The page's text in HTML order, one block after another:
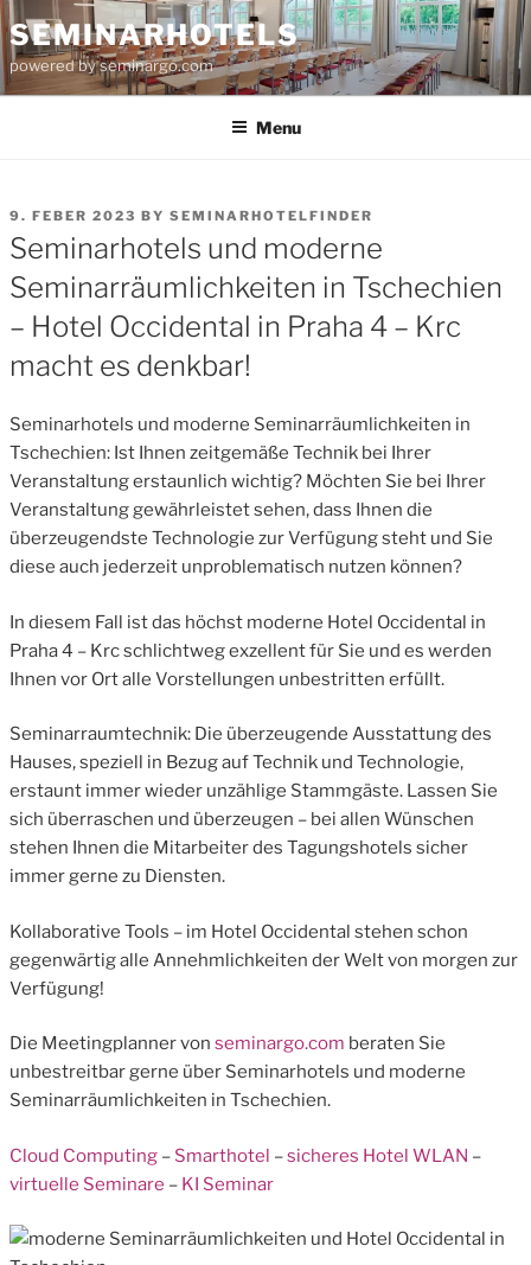
Skip
to
content
SEMINARHOTELS
powered by seminargo.com
Menu
POSTED
ON
9. FEBER 2023 BY SEMINARHOTELFINDER
Seminarhotels und moderne
Seminarräumlichkeiten in Tschechien
– Hotel Occidental in Praha 4 – Krc
macht es denkbar!
Seminarhotels und moderne Seminarräumlichkeiten in
Tschechien: Ist Ihnen zeitgemäße Technik bei Ihrer
Veranstaltung erstaunlich wichtig? Möchten Sie bei Ihrer
Veranstaltung gewährleistet sehen, dass Ihnen die
überzeugendste Technologie zur Verfügung steht und Sie
diese auch jederzeit unproblematisch nutzen können?
In diesem Fall ist das höchst moderne Hotel Occidental in
Praha 4 – Krc schlichtweg exzellent für Sie und es werden
Ihnen vor Ort alle Vorstellungen unbestritten erfüllt.
Seminarraumtechnik: Die überzeugende Ausstattung des
Hauses, speziell in Bezug auf Technik und Technologie,
erstaunt immer wieder unzählige Stammgäste. Lassen Sie
sich überraschen und überzeugen – bei allen Wünschen
stehen Ihnen die Mitarbeiter des Tagungshotels sicher
immer gerne zu Diensten.
Kollaborative Tools – im Hotel Occidental stehen schon
gegenwärtig alle Annehmlichkeiten der Welt von morgen zur
Verfügung!
Die Meetingplanner von seminargo.com beraten Sie
unbestreitbar gerne über Seminarhotels und moderne
Seminarräumlichkeiten in Tschechien.
Cloud Computing – Smarthotel –sicheres Hotel WLAN –
virtuelle Seminare – KI Seminar